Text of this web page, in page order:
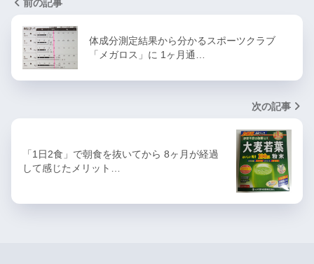
前の記事
体成分測定結果から分かるスポーツクラブ
「メガロス」に 1ヶ月通…
次の記事
「1日2食」で朝食を抜いてから 8ヶ月が経過
して感じたメリット…